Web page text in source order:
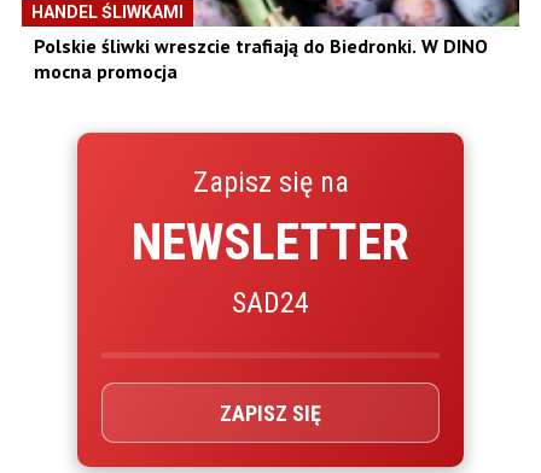
HANDEL ŚLIWKAMI
Polskie śliwki wreszcie trafiają do Biedronki. W DINO
mocna promocja
Zapisz się na
NEWSLETTER
SAD24
ZAPISZ SIĘ